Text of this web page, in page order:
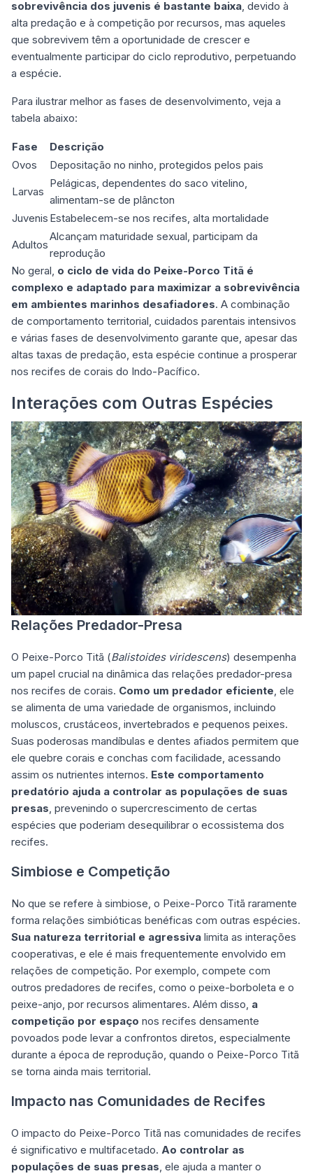
sobrevivência dos juvenis é bastante baixa , devido à
alta predação e à competição por recursos, mas aqueles
que sobrevivem têm a oportunidade de crescer e
eventualmente participar do ciclo reprodutivo, perpetuando
a espécie.
Para ilustrar melhor as fases de desenvolvimento, veja a
tabela abaixo:
Fase
Descrição
Ovos
Depositação no ninho, protegidos pelos pais
Larvas
Pelágicas, dependentes do saco vitelino,
alimentam-se de plâncton
Juvenis Estabelecem-se nos recifes, alta mortalidade
Adultos
Alcançam maturidade sexual, participam da
reprodução
No geral, o ciclo de vida do Peixe-Porco Titã é
complexo e adaptado para maximizar a sobrevivência
em ambientes marinhos desafiadores. A combinação
de comportamento territorial, cuidados parentais intensivos
e várias fases de desenvolvimento garante que, apesar das
altas taxas de predação, esta espécie continue a prosperar
nos recifes de corais do Indo-Pacífico.
Interações com Outras Espécies
Relações Predador-Presa
O Peixe-Porco Titã (Balistoides viridescens) desempenha
um papel crucial na dinâmica das relações predador-presa
nos recifes de corais. Como um predador eficiente, ele
se alimenta de uma variedade de organismos, incluindo
moluscos, crustáceos, invertebrados e pequenos peixes.
Suas poderosas mandíbulas e dentes afiados permitem que
ele quebre corais e conchas com facilidade, acessando
assim os nutrientes internos. Este comportamento
predatório ajuda a controlar as populações de suas
presas, prevenindo o supercrescimento de certas
espécies que poderiam desequilibrar o ecossistema dos
recifes.
Simbiose e Competição
No que se refere à simbiose, o Peixe-Porco Titã raramente
forma relações simbióticas benéficas com outras espécies.
Sua natureza territorial e agressiva limita as interações
cooperativas, e ele é mais frequentemente envolvido em
relações de competição. Por exemplo, compete com
outros predadores de recifes, como o peixe-borboleta e o
peixe-anjo, por recursos alimentares. Além disso, a
competição por espaço nos recifes densamente
povoados pode levar a confrontos diretos, especialmente
durante a época de reprodução, quando o Peixe-Porco Titã
se torna ainda mais territorial.
Impacto nas Comunidades de Recifes
O impacto do Peixe-Porco Titã nas comunidades de recifes
é significativo e multifacetado. Ao controlar as
populações de suas presas, ele ajuda a manter o